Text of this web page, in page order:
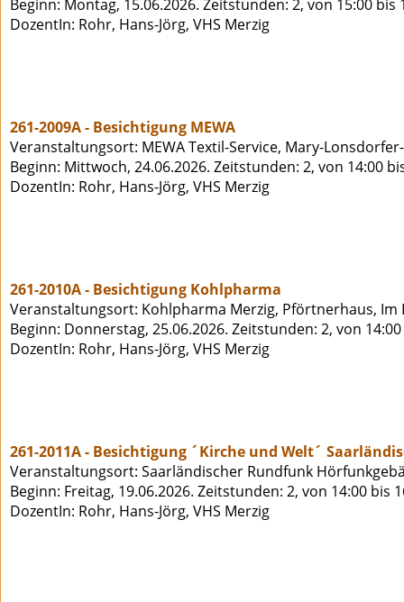
Beginn: Montag, 15.06.2026. Zeitstunden: 2, von 15:00 bis
DozentIn: Rohr, Hans-Jörg, VHS Merzig
261-2009A - Besichtigung MEWA
Veranstaltungsort: MEWA Textil-Service, Mary-
Beginn: Mittwoch, 24.06.2026. Zeitstunden: 2, von 14:00
DozentIn: Rohr, Hans-Jörg, VHS Merzig
261-2010A - Besichtigung Kohlpharma
Veranstaltungsort: Kohlpharma Merzig, Pförtnerhaus, Im
Beginn: Donnerstag, 25.06.2026. Zeitstunden: 2, von
DozentIn: Rohr, Hans-Jörg, VHS Merzig
261-2011A - Besichtigung ´Kirche und Welt´
Veranstaltungsort: Saarländischer Rundfunk
Beginn: Freitag, 19.06.2026. Zeitstunden: 2, von 14:00 bis
DozentIn: Rohr, Hans-Jörg, VHS Merzig